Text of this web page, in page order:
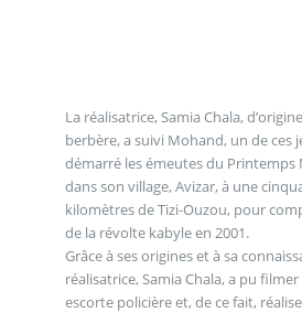
La réalisatrice, Samia Chala,
berbère, a suivi Mohand, un de ces
démarré les émeutes du Printemps
dans son village, Avizar, à une
kilomètres de Tizi-Ouzou, pour
de la révolte kabyle en 2001.
Grâce à ses origines et à sa
réalisatrice, Samia Chala, a pu
escorte policière et, de ce fait,